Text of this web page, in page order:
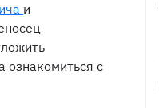
и
ознакомиться с